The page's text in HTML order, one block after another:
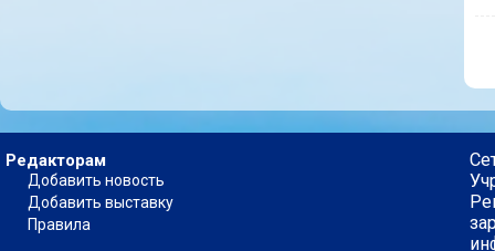
Редакторам
Добавить новость
Добавить выставку
Правила